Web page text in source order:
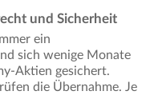
und Sicherheit
ein
sich wenige Monate
Aktien gesichert.
die Übernahme. Je